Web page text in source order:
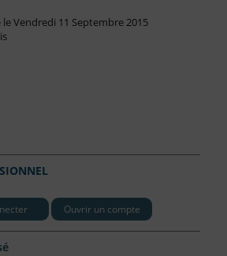
Vendredi 11 Septembre 2015
Ouvrir un compte